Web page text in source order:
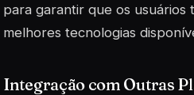
para garantir que os usuários
melhores tecnologias
Integração com Outras